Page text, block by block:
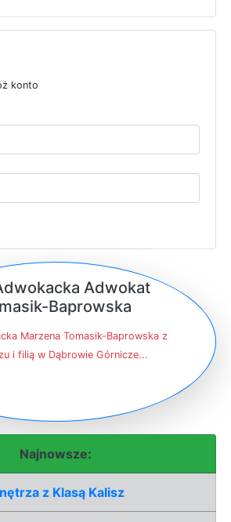
konto
Adwokat
Baprowska
Marzena Tomasik-Baprowska z
i filią w Dąbrowie Górnicze...
Najnowsze:
z Klasą Kalisz